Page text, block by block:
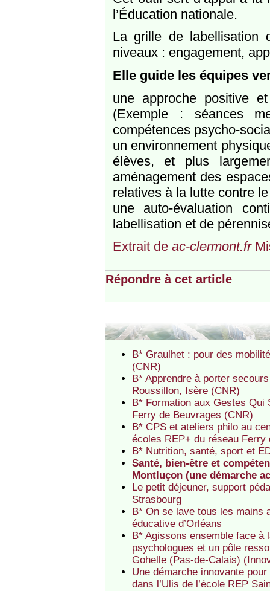
l’Éducation nationale.
La grille de labellisation
niveaux : engagement,
Elle guide les équipes
une approche positive
(Exemple : séances
compétences psycho-
un environnement
élèves, et plus
aménagement des
relatives à la lutte contre
une auto-évaluation
labellisation et de
Extrait de ac-clermont.fr
Répondre à cet article
B* Graulhet : pour des
(CNR)
B* Apprendre à porter
Roussillon, Isère (CNR)
B* Formation aux Gestes Qui
Ferry de Beuvrages (CNR)
B* CPS et ateliers philo au
écoles REP+ du réseau Ferry
B* Nutrition, santé, sport et
Santé, bien-être et
Montluçon (une démarche
Le petit déjeuner, support
Strasbourg
B* On se lave tous les mains
éducative d’Orléans
B* Agissons ensemble face
psychologues et un pôle
Gohelle (Pas-de-Calais)
Une démarche innovante
dans l’Ulis de l’école REP